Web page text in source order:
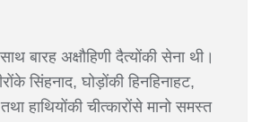
बारह अक्षौहिणी दैत्योंकी सेना थी।
सिंहनाद, घोड़ोंकी हिनहिनाहट,
हाथियोंकी चीत्कारोंसे मानो समस्त